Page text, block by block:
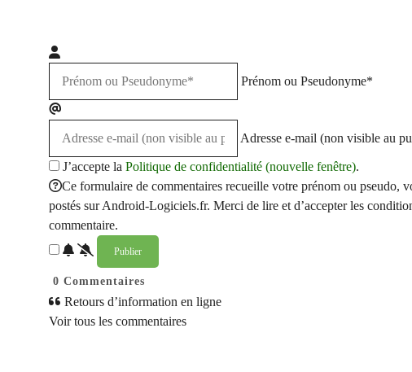
Prénom ou Pseudonyme*
Adresse e-mail (non visible au
J’accepte la Politique de confidentialité (nouvelle fenêtre).
Ce formulaire de commentaires recueille votre prénom ou pseudo,
postés sur Android-Logiciels.fr. Merci de lire et d’accepter les
commentaire.
0 Commentaires
Retours d’information en ligne
Voir tous les commentaires